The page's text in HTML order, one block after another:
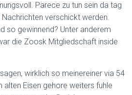
Parece zu tun sein da tag
verschickt werden.
so gewinnend? Unter anderem
die Zoosk Mitgliedschaft inside
wirklich so meinereiner via 54
alten Eisen gehore weiters fuhle